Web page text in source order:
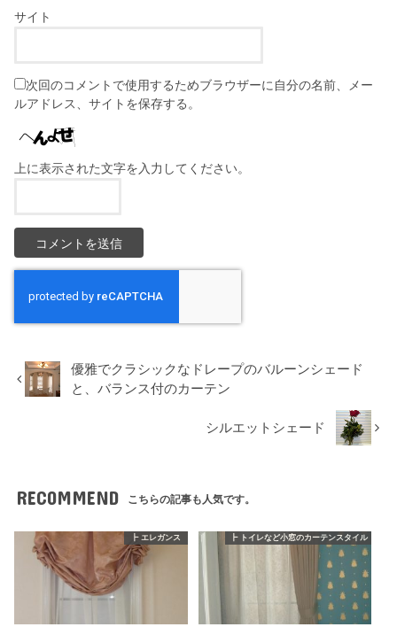
サイト
次回のコメントで使用するためブラウザーに自分の名前、メー
ルアドレス、サイトを保存する。
上に表示された文字を入力してください。
優雅でクラシックなドレープのバルーンシェード
と、バランス付のカーテン
シルエットシェード
RECOMMEND こちらの記事も人気です。
┣ エレガンス ┣ トイレなど小窓のカーテンスタイル